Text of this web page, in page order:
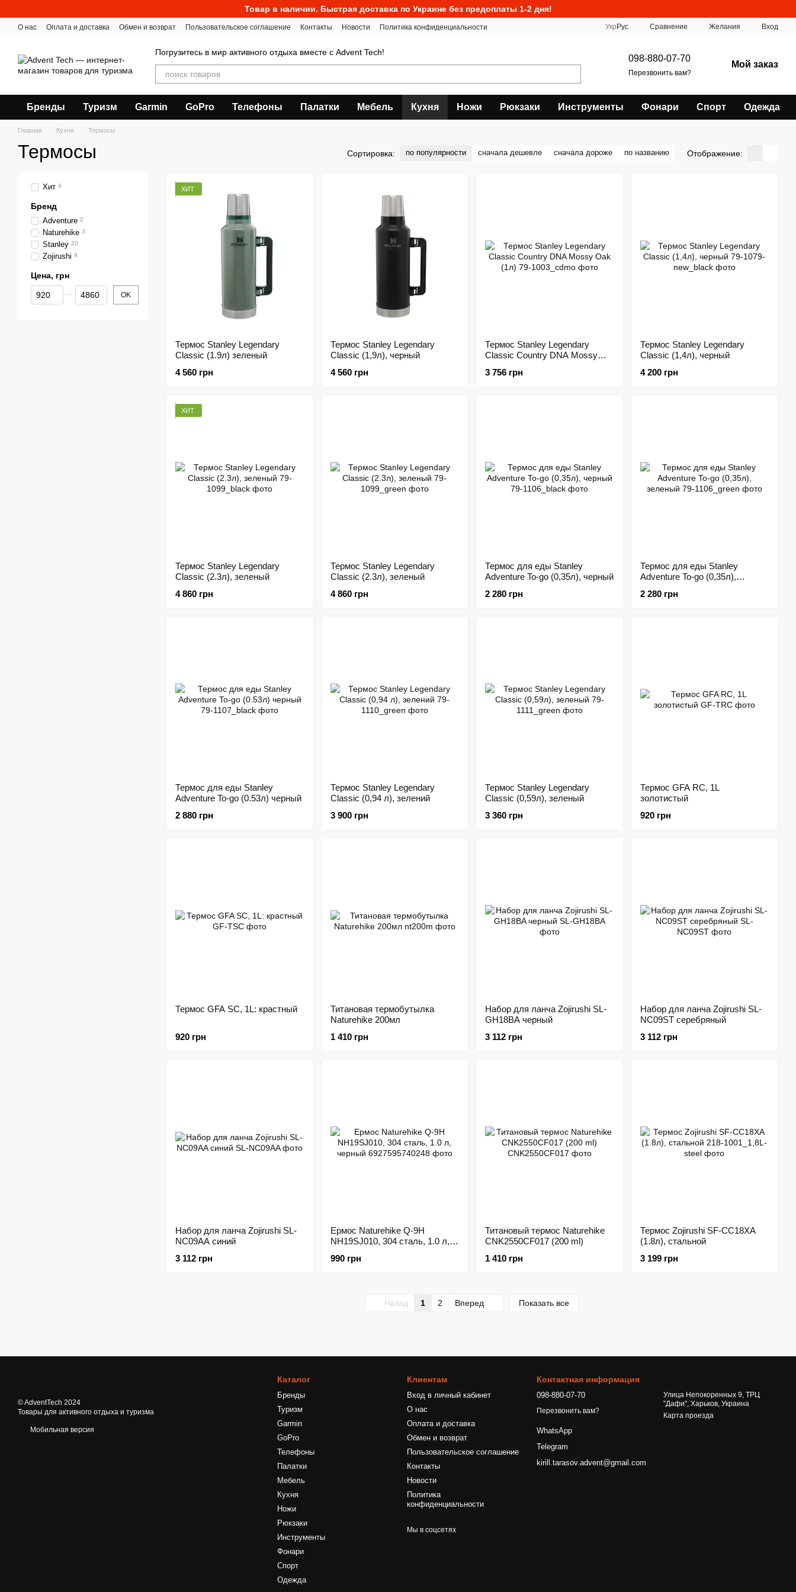
Товар в наличии. Быстрая доставка по Украине без предоплаты 1-2 дня!
О нас Оплата и доставка Обмен и возврат Пользовательское соглашение Контакты Новости Политика конфиденциальности Укр Рус Сравнение Желания Вход
Погрузитесь в мир активного отдыха вместе с Advent Tech!
098-880-07-70
Перезвонить вам?
Мой заказ
Бренды Туризм Garmin GoPro Телефоны Палатки Мебель Кухня Ножи Рюкзаки Инструменты Фонари Спорт Одежда
Главная Кухня Термосы
Термосы Сортировка: по популярности сначала дешевле сначала дороже по названию Отображение:
ХИТ
Термос Stanley Legendary
Classic (1.9л) зеленый
4 560 грн
Термос Stanley Legendary
Classic (1,9л), черный
4 560 грн
Термос Stanley Legendary
Classic Country DNA Mossy
3 756 грн
Термос Stanley Legendary
Classic (1,4л), черный
4 200 грн
ХИТ
Термос Stanley Legendary
Classic (2.3л), зеленый
4 860 грн
Термос Stanley Legendary
Classic (2.3л), зеленый
4 860 грн
Термос для еды Stanley
Adventure To-go (0,35л), черный
2 280 грн
Термос для еды Stanley
Adventure To-go (0,35л),
2 280 грн
Термос для еды Stanley
Adventure To-go (0.53л) черный
2 880 грн
Термос Stanley Legendary
Classic (0,94 л), зелений
3 900 грн
Термос Stanley Legendary
Classic (0,59л), зеленый
3 360 грн
Термос GFA RC, 1L
золотистый
920 грн
Термос GFA SC, 1L: крастный
920 грн
Титановая термобутылка
Naturehike 200мл
1 410 грн
Набор для ланча Zojirushi SL-
GH18BA черный
3 112 грн
Набор для ланча Zojirushi SL-
NC09ST серебряный
3 112 грн
Набор для ланча Zojirushi SL-
NC09AA синий
3 112 грн
Ермос Naturehike Q-9H
NH19SJ010, 304 сталь, 1.0 л,
990 грн
Титановый термос Naturehike
CNK2550CF017 (200 ml)
1 410 грн
Термос Zojirushi SF-CC18XA
(1.8л), стальной
3 199 грн
Назад 1 2 Вперед Показать все
Хит 4
Бренд
Adventure 2
Naturehike 3
Stanley 20
Zojirushi 9
Цена, грн
От Цена, грн
До Цена, грн OK
© AdventTech 2024
Товары для активного отдыха и туризма
Мобильная версия
Каталог
Бренды
Туризм
Garmin
GoPro
Телефоны
Палатки
Мебель
Кухня
Ножи
Рюкзаки
Инструменты
Фонари
Спорт
Одежда
Клиентам
Вход в личный кабинет
О нас
Оплата и доставка
Обмен и возврат
Пользовательское соглашение
Контакты
Новости
Политика
конфиденциальности
Мы в соцсетях
Контактная информация
098-880-07-70
Перезвонить вам?
WhatsApp
Telegram
kirill.tarasov.advent@gmail.com
Улица Непокоренных 9, ТРЦ
"Дафи", Харьков, Украина
Карта проезда